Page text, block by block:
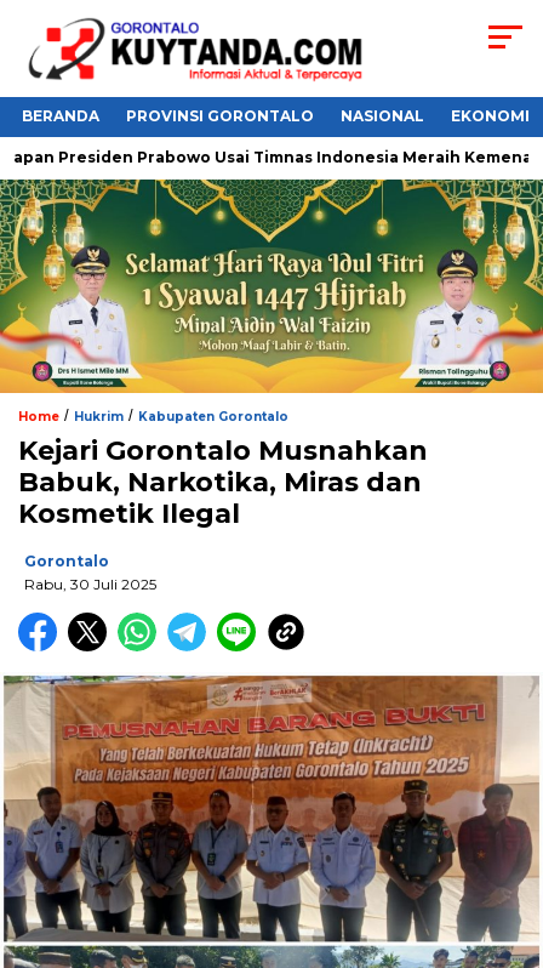
BERANDA PROVINSI GORONTALO NASIONAL EKONOMI
Presiden Prabowo Usai Timnas Indonesia Meraih Kemenangan
Home / Hukrim / Kabupaten Gorontalo
‎Kejari Gorontalo Musnahkan
Babuk, Narkotika, Miras dan
Kosmetik Ilegal
Gorontalo
Rabu, 30 Juli 2025